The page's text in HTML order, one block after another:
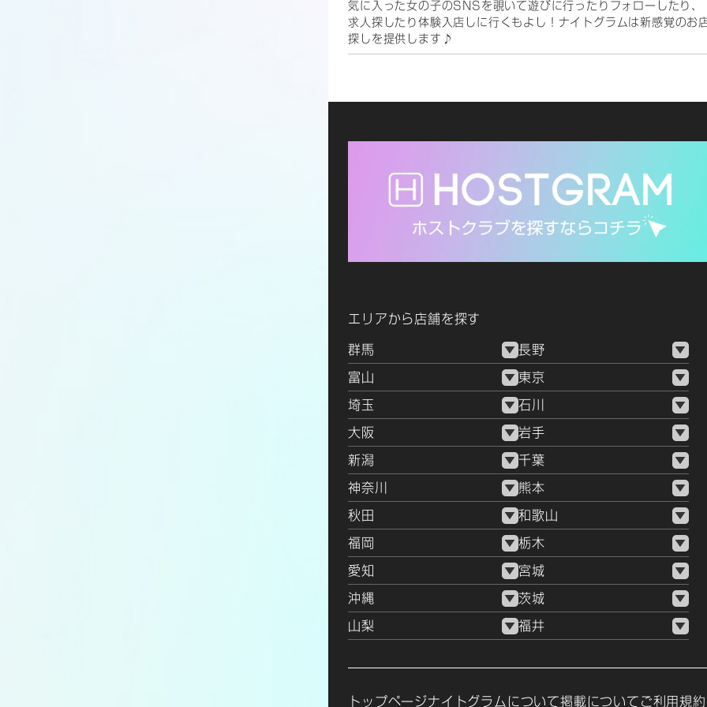
気に入った女の子のSNSを覗いて遊びに行ったりフォローしたり、
求人探したり体験入店しに行くもよし！ナイトグラムは新感覚のお
探しを提供します♪
エリアから店舗を探す
群馬 長野
富山 東京
埼玉 石川
大阪 岩手
新潟 千葉
神奈川 熊本
秋田 和歌山
福岡 栃木
愛知 宮城
沖縄 茨城
山梨 福井
トップページナイトグラムについて掲載について ご利用規約